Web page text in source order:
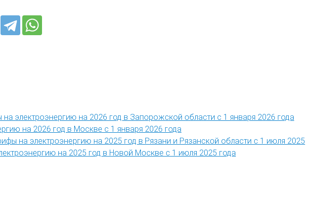
на электроэнергию на 2026 год в Запорожской области с 1 января 2026 года
на 2026 год в Москве с 1 января 2026 года
на электроэнергию на 2025 год в Рязани и Рязанской области с 1 июля 2025
на 2025 год в Новой Москве с 1 июля 2025 года